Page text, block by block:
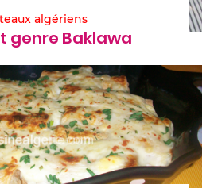
algériens
genre Baklawa